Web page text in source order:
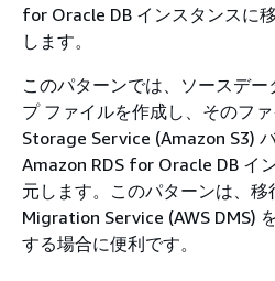
for Oracle DB インスタンスに
します。
このパターンでは、ソースデ
プ ファイルを作成し、そのフ
Storage Service (Amazon S3)
Amazon RDS for Oracle DB イ
元します。このパターンは、移
Migration Service (AWS DMS)
する場合に便利です。